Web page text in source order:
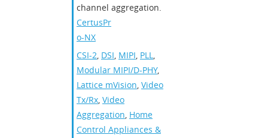
channel aggregation.
CertusPr
o-NX
CSI-2, DSI, MIPI, PLL,
Modular MIPI/D-PHY,
Lattice mVision, Video
Tx/Rx, Video
Aggregation, Home
Control Appliances &